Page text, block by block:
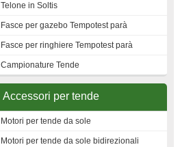
Telone in Soltis
Fasce per gazebo Tempotest parà
Fasce per ringhiere Tempotest parà
Campionature Tende
Accessori per tende
Motori per tende da sole
Motori per tende da sole bidirezionali